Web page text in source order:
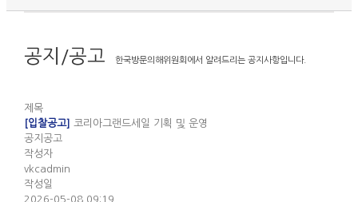
공지/공고 한국방문의해위원회에서 알려드리는 공지사항입니다.
제목
[입찰공고] 코리아그랜드세일 기획 및 운영
공지공고
작성자
vkcadmin
작성일
2026-05-08 09:19